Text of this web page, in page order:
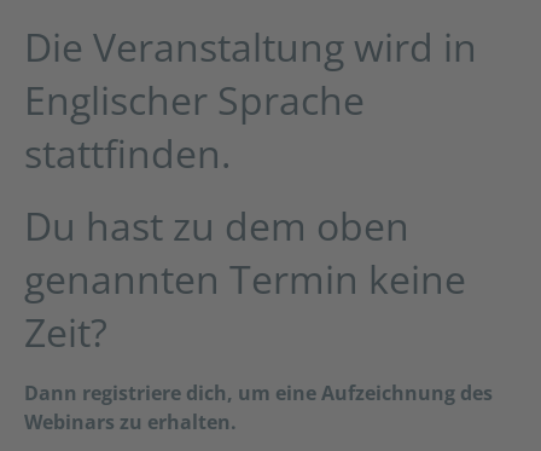
Die Veranstaltung wird in
Englischer Sprache
stattfinden.
Du hast zu dem oben
genannten Termin keine
Zeit?
Dann registriere dich, um eine Aufzeichnung des
Webinars zu erhalten.